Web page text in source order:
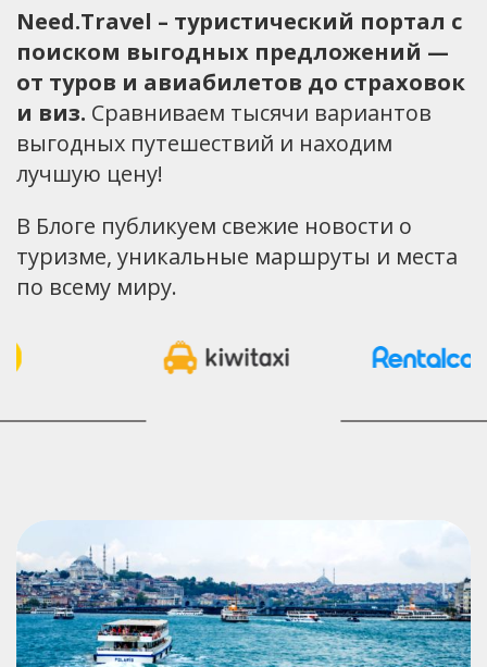
Need.Travel – туристический портал с
поиском выгодных предложений —
от туров и авиабилетов до страховок
и виз. Сравниваем тысячи вариантов
выгодных путешествий и находим
лучшую цену!
В Блоге публикуем свежие новости о
туризме, уникальные маршруты и места
по всему миру.